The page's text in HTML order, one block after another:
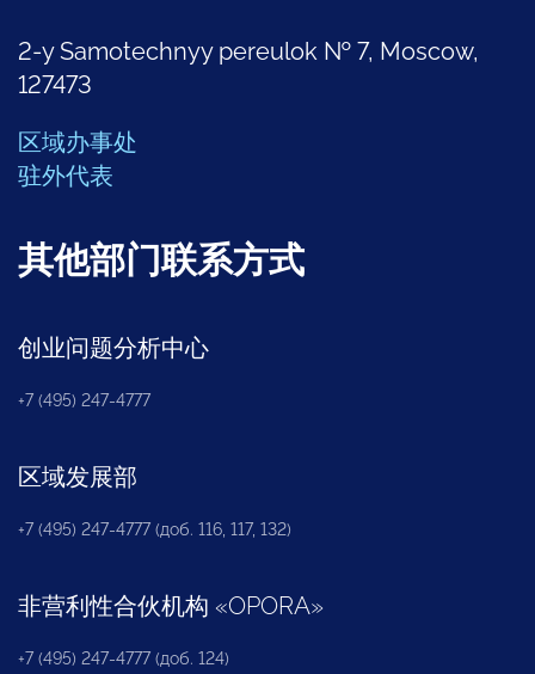
2-y Samotechnyy pereulok № 7, Moscow,
127473
区域办事处
驻外代表
其他部门联系方式
创业问题分析中心
+7 (495) 247-4777
区域发展部
+7 (495) 247-4777 (доб. 116, 117, 132)
非营利性合伙机构 «OPORA»
+7 (495) 247-4777 (доб. 124)